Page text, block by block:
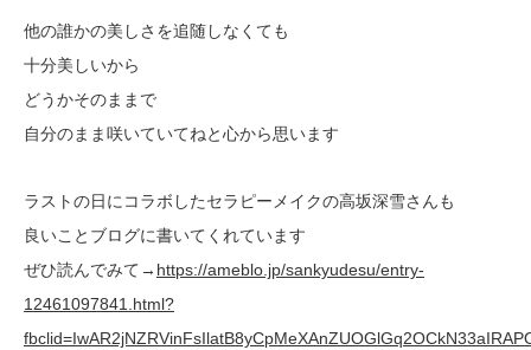
他の誰かの美しさを追随しなくても
十分美しいから
どうかそのままで
自分のまま咲いていてねと心から思います
ラストの日にコラボしたセラピーメイクの高坂深雪さんも
良いことブログに書いてくれています
ぜひ読んでみて→ https://ameblo.jp/sankyudesu/entry-
12461097841.html?